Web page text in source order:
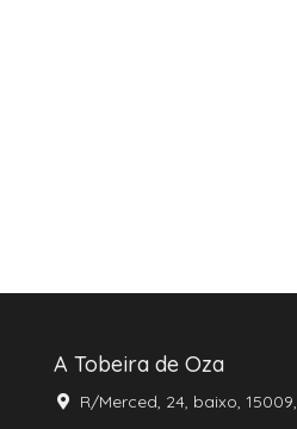
A Tobeira de Oza
R/Merced, 24, baixo,